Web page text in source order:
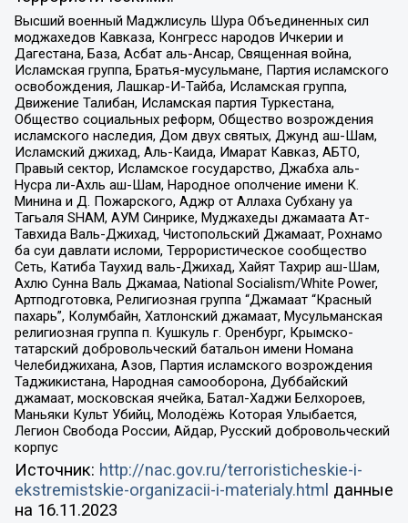
Высший военный Маджлисуль Шура Объединенных сил
моджахедов Кавказа, Конгресс народов Ичкерии и
Дагестана, База, Асбат аль-Ансар, Священная война,
Исламская группа, Братья-мусульмане, Партия исламского
освобождения, Лашкар-И-Тайба, Исламская группа,
Движение Талибан, Исламская партия Туркестана,
Общество социальных реформ, Общество возрождения
исламского наследия, Дом двух святых, Джунд аш-Шам,
Исламский джихад, Аль-Каида, Имарат Кавказ, АБТО,
Правый сектор, Исламское государство, Джабха аль-
Нусра ли-Ахль аш-Шам, Народное ополчение имени К.
Минина и Д. Пожарского, Аджр от Аллаха Субхану уа
Тагьаля SHAM, АУМ Синрике, Муджахеды джамаата Ат-
Тавхида Валь-Джихад, Чистопольский Джамаат, Рохнамо
ба суи давлати исломи, Террористическое сообщество
Сеть, Катиба Таухид валь-Джихад, Хайят Тахрир аш-Шам,
Ахлю Сунна Валь Джамаа, National Socialism/White Power,
Артподготовка, Религиозная группа “Джамаат “Красный
пахарь”, Колумбайн, Хатлонский джамаат, Мусульманская
религиозная группа п. Кушкуль г. Оренбург, Крымско-
татарский добровольческий батальон имени Номана
Челебиджихана, Азов, Партия исламского возрождения
Таджикистана, Народная самооборона, Дуббайский
джамаат, московская ячейка, Батал-Хаджи Белхороев,
Маньяки Культ Убийц, Молодёжь Которая Улыбается,
Легион Свобода России, Айдар, Русский добровольческий
корпус
Источник: http://nac.gov.ru/terroristicheskie-i-
ekstremistskie-organizacii-i-materialy.html данные
на 16.11.2023